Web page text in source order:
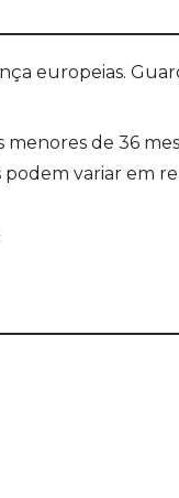
europeias.
de 36
variar em